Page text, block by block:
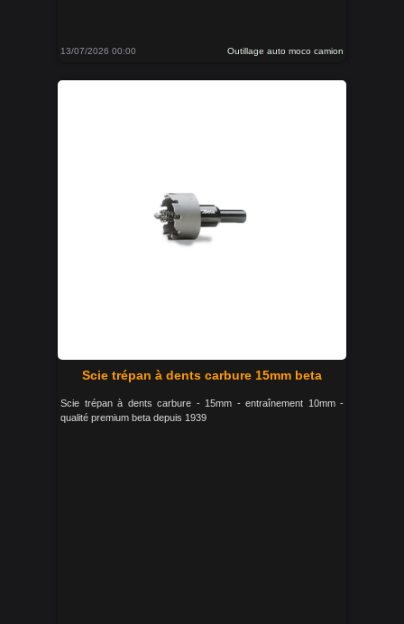
13/07/2026 00:00 Outillage auto moco camion
Scie trépan à dents carbure 15mm beta
Scie trépan à dents carbure - 15mm - entraînement 10mm -
qualité premium beta depuis 1939